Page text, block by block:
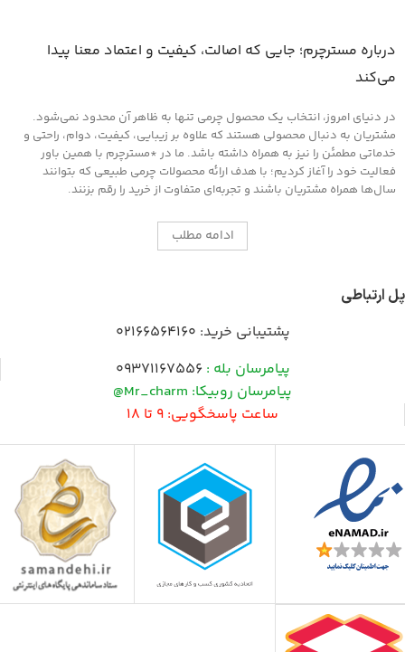
درباره مسترچرم؛ جایی که اصالت، کیفیت و اعتماد معنا پیدا
می‌کند
در دنیای امروز، انتخاب یک محصول چرمی تنها به ظاهر آن محدود نمی‌شود.
مشتریان به دنبال محصولی هستند که علاوه بر زیبایی، کیفیت، دوام، راحتی و
خدماتی مطمئن را نیز به همراه داشته باشد. ما در *مسترچرم با همین باور
فعالیت خود را آغاز کردیم؛ با هدف ارائه محصولات چرمی طبیعی که بتوانند
سال‌ها همراه مشتریان باشند و تجربه‌ای متفاوت از خرید را رقم بزنند.
ادامه مطلب
پل ارتباطی
پشتیبانی خرید: 02166564160
پیامرسان بله : 09371167556
پیامرسان روبیکا: Mr_charm@
ساعت پاسخگویی: 9 تا 18